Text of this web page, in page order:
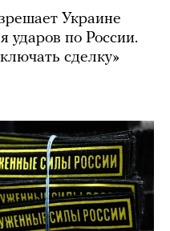
Украине
ударов по России.
сделку»